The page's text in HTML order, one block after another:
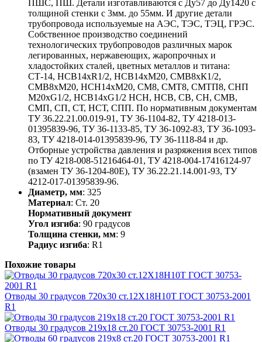
ПШС, ПШ. Детали изготавливаются с Ду57 до Ду1420 с
толщиной стенки с 3мм. до 55мм. И другие детали
трубопровода используемые на АЭС, ТЭС, ТЭЦ, ГРЭС.
Собственное производство соединений
технологических трубопроводов различных марок
легированных, нержавеющих, жаропрочных и
хладостойких сталей, цветных металлов и титана:
СТ-14, НСВ14хR1/2, НСВ14хМ20, СМВ8хК1/2,
СМВ8хМ20, НСН14хМ20, СМ8, СМТ8, СМТП8, СНП
М20хG1/2, НСВ14хG1/2 НСН, НСВ, СВ, СН, СМВ,
СМП, СП, СТ, НСТ, СПП. По нормативным документам
ТУ 36.22.21.00.019-91, ТУ 36-1104-82, ТУ 4218-013-
01395839-96, ТУ 36-1133-85, ТУ 36-1092-83, ТУ 36-1093-
83, ТУ 4218-014-01395839-96, ТУ 36-1118-84 и др.
Отборные устройства давления и разряжения всех типов
по ТУ 4218-008-51216464-01, ТУ 4218-004-17416124-97
(взамен ТУ 36-1204-80Е), ТУ 36.22.21.14.001-93, ТУ
4212-017-01395839-96.
Диаметр, мм: 325
Материал: Ст. 20
Нормативный документ
Угол изгиба: 90 градусов
Толщина стенки, мм: 9
Радиус изгиба: R1
Похожие товары
Отводы 30 градусов 720х30 ст.12Х18Н10Т ГОСТ 30753-2001
R1
Отводы 30 градусов 219х18 ст.20 ГОСТ 30753-2001 R1